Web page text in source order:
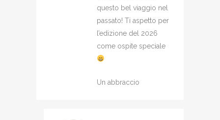
questo bel viaggio nel
passato! Ti aspetto per
l’edizione del 2026
come ospite speciale
Un abbraccio